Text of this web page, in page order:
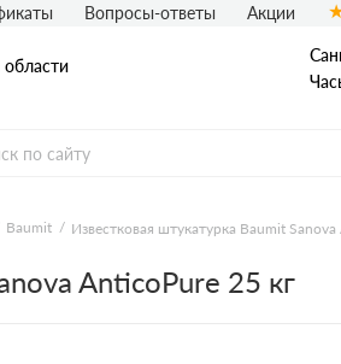
сайдинг
сайдинг Софиты
Вопросы-ответы Акции
Baumit Известковая штукатурка Baumit
AnticoPure 25 кг